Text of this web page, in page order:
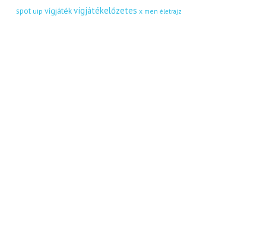
spot uip vígjátékvígjátékelőzetes x men életrajz